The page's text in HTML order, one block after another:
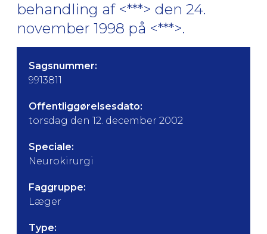
behandling af <***> den 24.
november 1998 på <***>.
Sagsnummer:
9913811
Offentliggørelsesdato:
torsdag den 12. december 2002
Speciale:
Neurokirurgi
Faggruppe:
Læger
Type: